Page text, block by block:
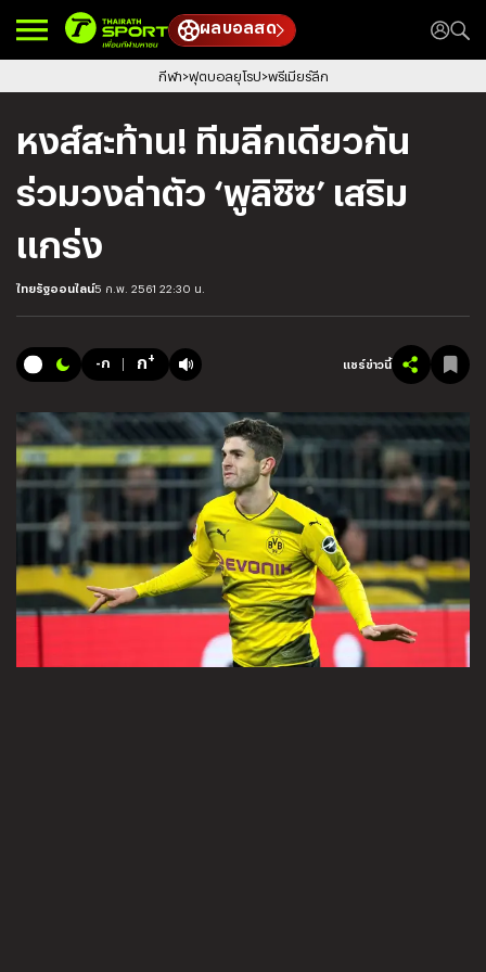
ผลบอลสด
กีฬา ฟุตบอลยุโรป พรีเมียร์ลีก
หงส์สะท้าน! ทีมลีกเดียวกัน
ร่วมวงล่าตัว ‘พูลิซิซ’ เสริม
แกร่ง
ไทยรัฐออนไลน์5 ก.พ. 2561 22:30 น.
-ก ก+ แชร์ข่าวนี้